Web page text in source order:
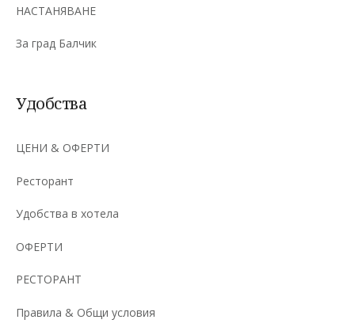
НАСТАНЯВАНЕ
За град Балчик
Удобства
ЦЕНИ & ОФЕРТИ
Ресторант
Удобства в хотела
ОФЕРТИ
РЕСТОРАНТ
Правила & Общи условия